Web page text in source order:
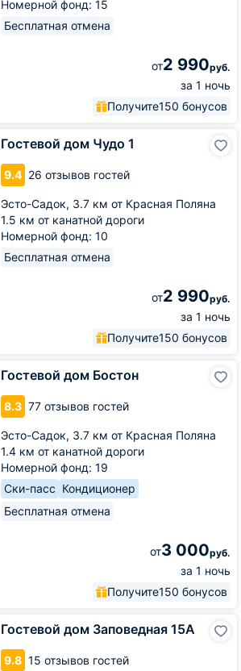
Номерной фонд: 15
Бесплатная отмена
от2 990руб.
за 1 ночь
Получите150 бонусов
Гостевой дом Чудо 1
9.4 26 отзывов гостей
Эсто-Садок, 3.7 км от Красная Поляна
1.5 км от канатной дороги
Номерной фонд: 10
Бесплатная отмена
от2 990руб.
за 1 ночь
Получите150 бонусов
Гостевой дом Бостон
8.3 77 отзывов гостей
Эсто-Садок, 3.7 км от Красная Поляна
1.4 км от канатной дороги
Номерной фонд: 19
Ски-пасс Кондиционер
Бесплатная отмена
от3 000руб.
за 1 ночь
Получите150 бонусов
Гостевой дом Заповедная 15А
9.8 15 отзывов гостей